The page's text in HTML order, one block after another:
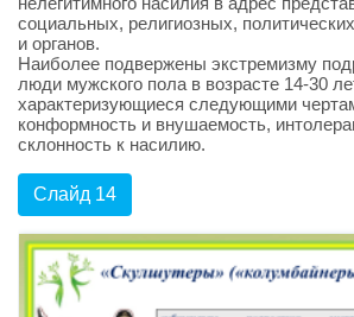
социальных, религиозных,
и органов.
Наиболее подвержены экстремизму
люди мужского пола в возрасте 14-30
характеризующиеся следующими
конформность и внушаемость,
склонность к насилию.
Слайд 14